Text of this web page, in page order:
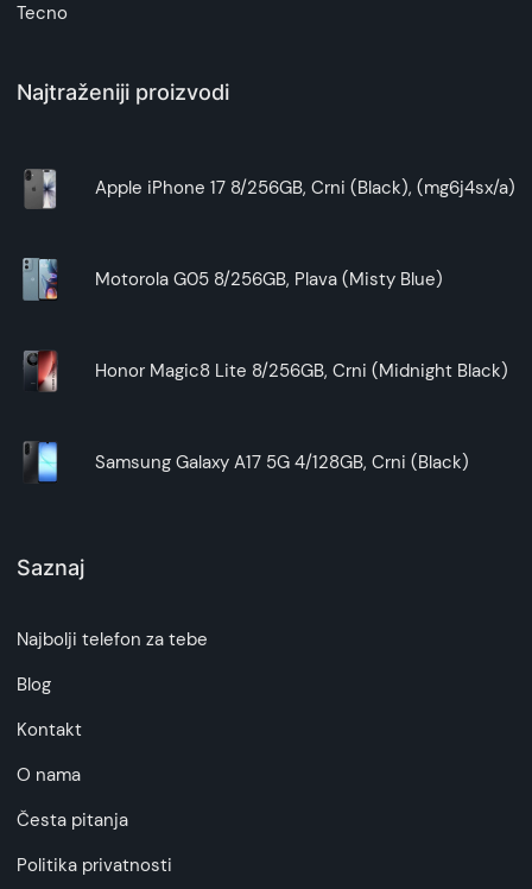
Tecno
Najtraženiji proizvodi
Apple iPhone 17 8/256GB, Crni (Black), (mg6j4sx/a)
Motorola G05 8/256GB, Plava (Misty Blue)
Honor Magic8 Lite 8/256GB, Crni (Midnight Black)
Samsung Galaxy A17 5G 4/128GB, Crni (Black)
Saznaj
Najbolji telefon za tebe
Blog
Kontakt
O nama
Česta pitanja
Politika privatnosti